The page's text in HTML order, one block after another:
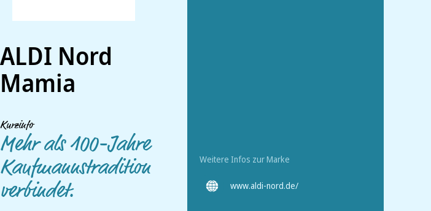
ALDI Nord
Mamia
Kurzinfo
Mehr als 100-Jahre
Kaufmannstradition
verbindet.
Weitere Infos zur Marke
www.aldi-nord.de/